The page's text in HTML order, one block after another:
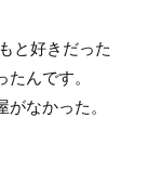
と好きだった
んです。
なかった。